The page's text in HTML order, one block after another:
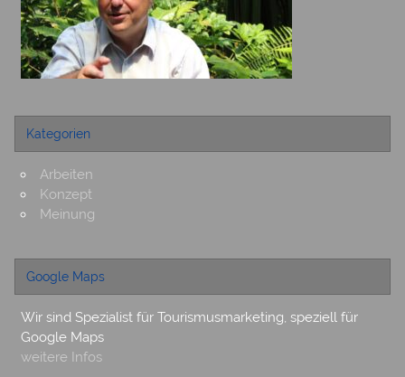
Kategorien
Arbeiten
Konzept
Meinung
Google Maps
Wir sind Spezialist für Tourismusmarketing, speziell für
Google Maps
weitere Infos